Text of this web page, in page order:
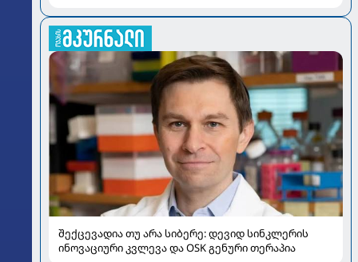
შექცევადია თუ არა სიბერე: დევიდ სინკლერის
ინოვაციური კვლევა და OSK გენური თერაპია